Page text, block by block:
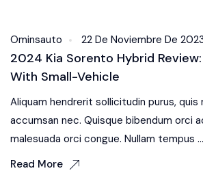
Ominsauto 22 De Noviembre De
2024 Kia Sorento Hybrid
With Small-Vehicle
Aliquam hendrerit sollicitudin purus, quis
accumsan nec. Quisque bibendum orci
malesuada orci congue. Nullam tempus ...
Read More